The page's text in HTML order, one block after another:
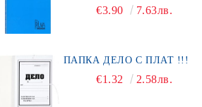
€3.90 7.63лв.
ПАПКА ДЕЛО С ПЛАТ !!!
€1.32 2.58лв.